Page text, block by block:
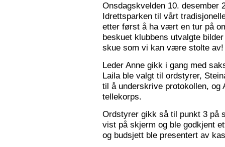
Onsdagskvelden 10. desember
Idrettsparken til vårt
etter først å ha vært en tur på
beskuet klubbens utvalgte
skue som vi kan være stolte av!
Leder Anne gikk i gang med
Laila ble valgt til ordstyrer,
til å underskrive protokollen, og
tellekorps.
Ordstyrer gikk så til punkt 3 på
vist på skjerm og ble godkjent
og budsjett ble presentert av